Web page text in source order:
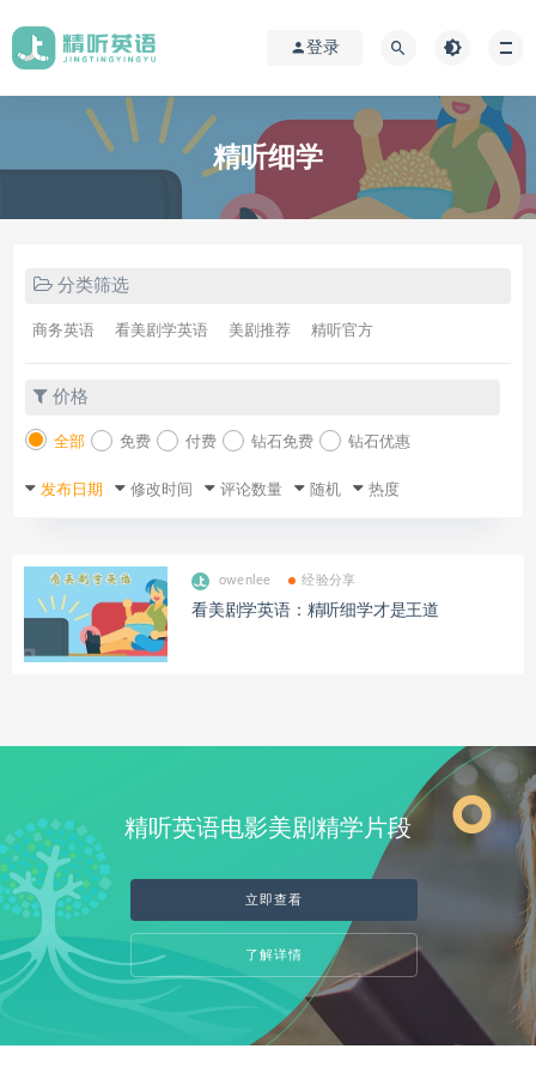
登录
精听细学
分类筛选
商务英语 看美剧学英语 美剧推荐 精听官方
价格
全部 免费 付费 钻石免费 钻石优惠
发布日期 修改时间 评论数量 随机 热度
owenlee 经验分享
看美剧学英语：精听细学才是王道
精听英语电影美剧精学片段
立即查看
了解详情